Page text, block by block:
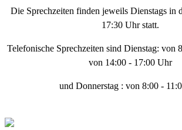
Die Sprechzeiten finden jeweils Dienstags in
17:30 Uhr statt.
Telefonische Sprechzeiten sind Dienstag: von
von 14:00 - 17:00 Uhr
und Donnerstag : von 8:00 -